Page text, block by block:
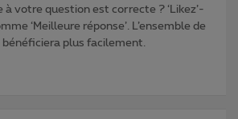
à votre question est correcte ? ‘Likez’-
‘Meilleure réponse’. L’ensemble de
plus facilement.